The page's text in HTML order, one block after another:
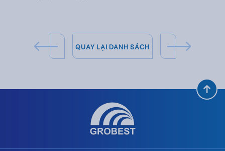
QUAY LẠI DANH SÁCH